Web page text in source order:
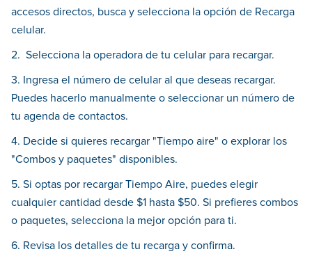
accesos directos, busca y selecciona la opción de Recarga
celular.
2. Selecciona la operadora de tu celular para recargar.
3. Ingresa el número de celular al que deseas recargar.
Puedes hacerlo manualmente o seleccionar un número de
tu agenda de contactos.
4. Decide si quieres recargar "Tiempo aire" o explorar los
"Combos y paquetes" disponibles.
5. Si optas por recargar Tiempo Aire, puedes elegir
cualquier cantidad desde $1 hasta $50. Si prefieres combos
o paquetes, selecciona la mejor opción para ti.
6. Revisa los detalles de tu recarga y confirma.